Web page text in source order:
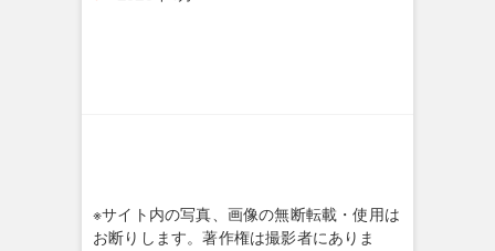
※サイト内の写真、画像の無断転載・使用は
お断りします。著作権は撮影者にありま